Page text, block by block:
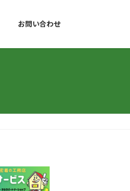
お問い合わせ